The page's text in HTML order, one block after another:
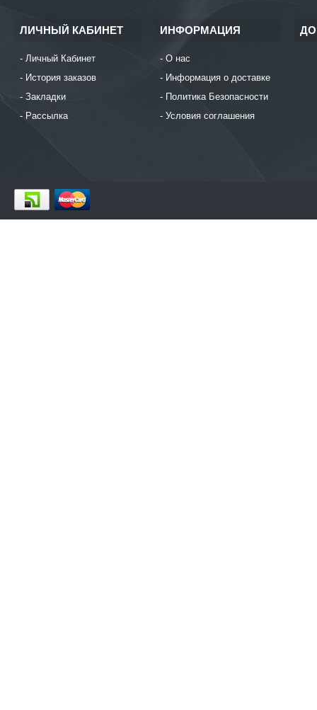
ЛИЧНЫЙ КАБИНЕТ
Личный Кабинет
История заказов
Закладки
Рассылка
ИНФОРМАЦИЯ
О нас
Информация о доставке
Политика Безопасности
Условия соглашения